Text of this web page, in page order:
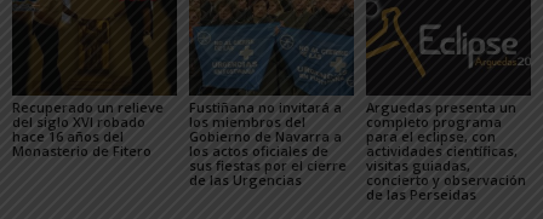
Recuperado un relieve
del siglo XVI robado
hace 16 años del
Monasterio de Fitero
Fustiñana no invitará a
los miembros del
Gobierno de Navarra a
los actos oficiales de
sus fiestas por el cierre
de las Urgencias
Arguedas presenta un
completo programa
para el eclipse, con
actividades científicas,
visitas guiadas,
concierto y observación
de las Perseidas